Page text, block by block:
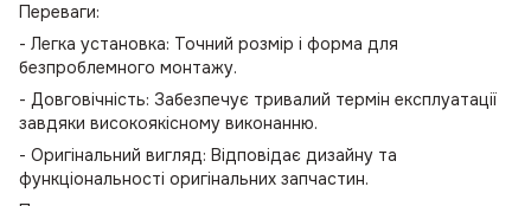
Переваги:
- Легка установка: Точний розмір і форма для
безпроблемного монтажу.
- Довговічність: Забезпечує тривалий термін експлуатації
завдяки високоякісному виконанню.
- Оригінальний вигляд: Відповідає дизайну та
функціональності оригінальних запчастин.